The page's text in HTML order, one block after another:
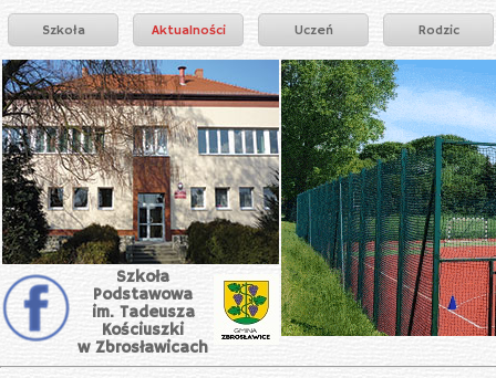
Szkoła Aktualności Uczeń Rodzic
Szkoła
Podstawowa
im. Tadeusza
Kościuszki
w Zbrosławicach